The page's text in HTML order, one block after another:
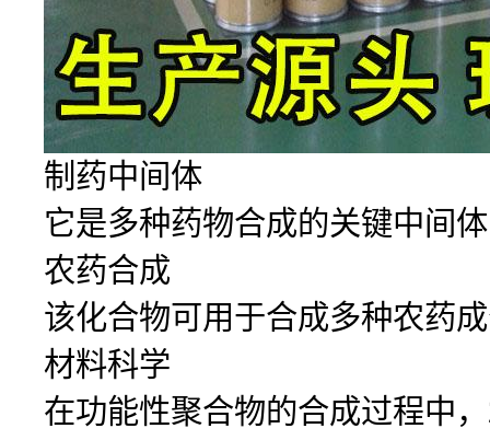
制药中间体
它是多种药物合成的关键中间
农药合成
该化合物可用于合成多种农药
材料科学
在功能性聚合物的合成过程中